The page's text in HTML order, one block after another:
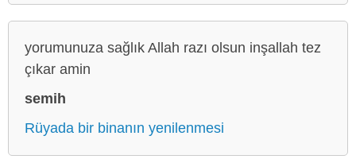
yorumunuza sağlık Allah razı olsun inşallah tez
çıkar amin
semih
Rüyada bir binanın yenilenmesi